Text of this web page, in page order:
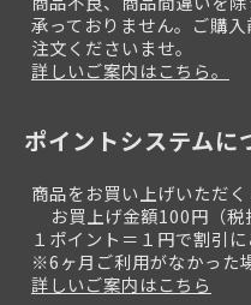
承っておりません。ご購
注文くださいませ。
詳しいご案内はこちら。
ポイントシステムに
商品をお買い上げいただく
お買上げ金額100円（
１ポイント＝１円で割引に
※6ヶ月ご利用がなかった
詳しいご案内はこちら